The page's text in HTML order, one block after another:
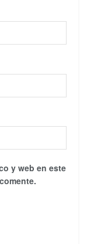
y web en este